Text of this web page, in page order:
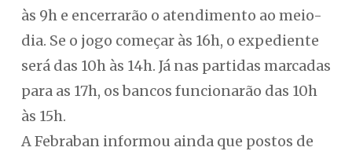
às 9h e encerrarão o atendimento ao meio-
dia. Se o jogo começar às 16h, o expediente
será das 10h às 14h. Já nas partidas marcadas
para as 17h, os bancos funcionarão das 10h
às 15h.
A Febraban informou ainda que postos de